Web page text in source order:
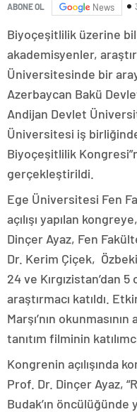
ABONE OL News
Biyoçeşitlilik üzerine
akademisyenler,
Üniversitesinde bir
Azerbaycan Bakü
Andijan Devlet
Üniversitesi iş
Biyoçeşitlilik
gerçekleştirildi.
Ege Üniversitesi Fen
açılışı yapılan
Dinçer Ayaz, Fen
Dr. Kerim Çiçek,
24 ve Kırgızistan’dan
araştırmacı katıldı.
Marşı’nın
tanıtım filminin
Kongrenin açılışında
Prof. Dr. Dinçer Ayaz,
Budak’ın